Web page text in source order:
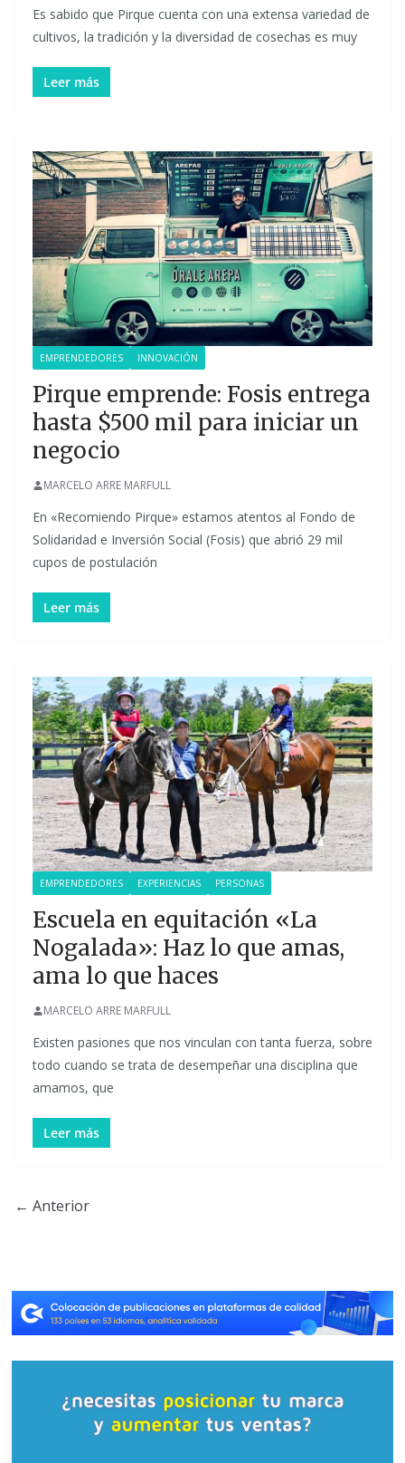
Es sabido que Pirque cuenta con una extensa variedad de
cultivos, la tradición y la diversidad de cosechas es muy
Leer más
EMPRENDEDORES INNOVACIÓN
Pirque emprende: Fosis entrega
hasta $500 mil para iniciar un
negocio
MARCELO ARRE MARFULL
En «Recomiendo Pirque» estamos atentos al Fondo de
Solidaridad e Inversión Social (Fosis) que abrió 29 mil
cupos de postulación
Leer más
EMPRENDEDORES EXPERIENCIAS PERSONAS
Escuela en equitación «La
Nogalada»: Haz lo que amas,
ama lo que haces
MARCELO ARRE MARFULL
Existen pasiones que nos vinculan con tanta fuerza, sobre
todo cuando se trata de desempeñar una disciplina que
amamos, que
Leer más
← Anterior